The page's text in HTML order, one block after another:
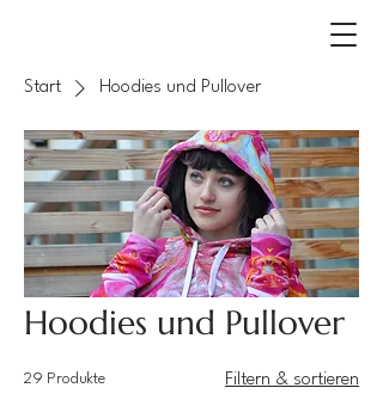
Start Hoodies und Pullover
Hoodies und Pullover
29 Produkte Filtern & sortieren